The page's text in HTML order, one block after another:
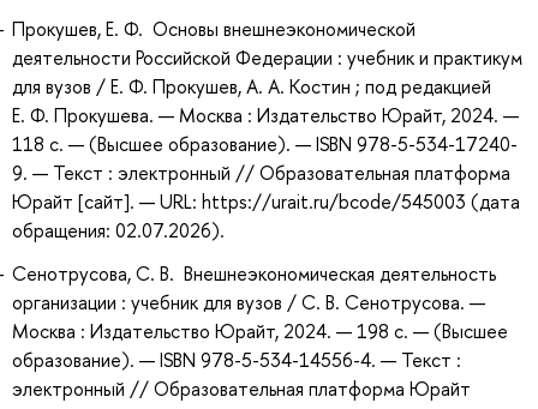
Прокушев, Е. Ф. Основы внешнеэкономической
деятельности Российской Федерации : учебник и практикум
для вузов / Е. Ф. Прокушев, А. А. Костин ; под редакцией
Е. Ф. Прокушева. — Москва : Издательство Юрайт, 2024. —
118 с. — (Высшее образование). — ISBN 978-5-534-17240-
9. — Текст : электронный // Образовательная платформа
Юрайт [сайт]. — URL: https://urait.ru/bcode/545003 (дата
обращения: 02.07.2026).
Сенотрусова, С. В. Внешнеэкономическая деятельность
организации : учебник для вузов / С. В. Сенотрусова. —
Москва : Издательство Юрайт, 2024. — 198 с. — (Высшее
образование). — ISBN 978-5-534-14556-4. — Текст :
электронный // Образовательная платформа Юрайт